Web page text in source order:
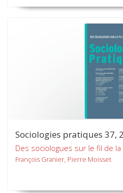
Sociologies pratiques 37,
Des sociologues sur le fil de
François Granier, Pierre Moisset